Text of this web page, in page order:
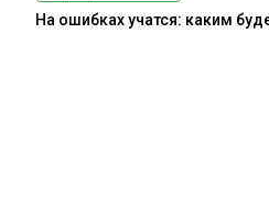
На ошибках учатся: каким